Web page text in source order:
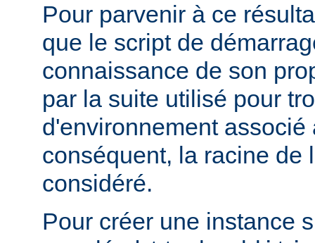
Pour parvenir à ce
que le script de
connaissance de son
par la suite utilisé pour
d'environnement associé
conséquent, la racine de
considéré.
Pour créer une instance